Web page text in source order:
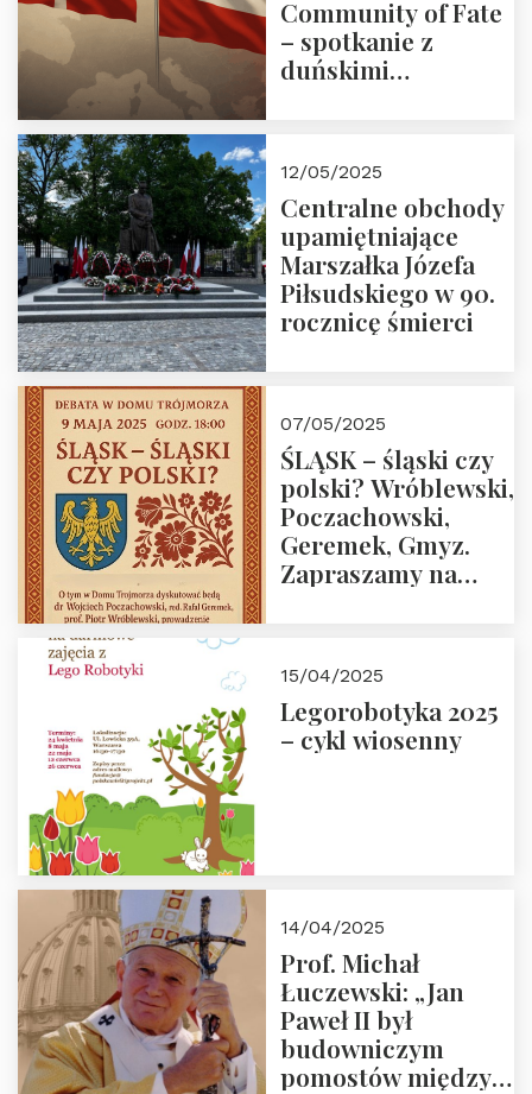
Community of Fate
– spotkanie z
duńskimi
12/05/2025
Centralne obchody
upamiętniające
Marszałka Józefa
Piłsudskiego w 90.
rocznicę śmierci
07/05/2025
ŚLĄSK – śląski czy
polski? Wróblewski,
Poczachowski,
Geremek, Gmyz.
Zapraszamy na
Trójmorza.
15/04/2025
Legorobotyka 2025
– cykl wiosenny
14/04/2025
Prof. Michał
Łuczewski: „Jan
Paweł II był
budowniczym
pomostów między